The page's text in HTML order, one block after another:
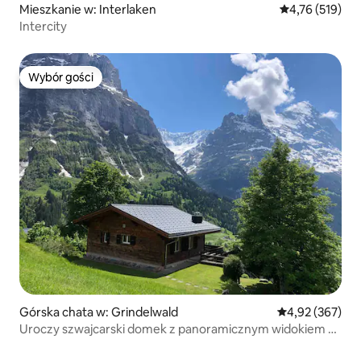
Mieszkanie w: Interlaken Średnia
4,76 (519)
Intercity
Wybór gości
Wybór gości
Górska chata w: Grindelwald Średnia
4,92 (367)
Uroczy szwajcarski domek z panoramicznym widokiem na